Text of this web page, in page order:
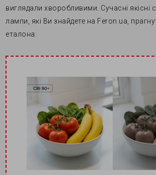
виглядали хворобливими. Сучасні якісні
лампи, які Ви знайдете на Feron.ua,
еталона.